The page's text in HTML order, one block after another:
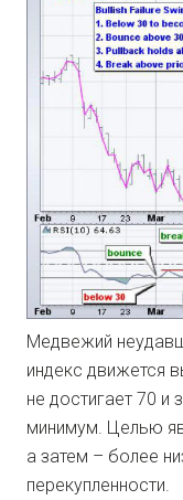
Медвежий
индекс движется
не достигает 70 и
минимум. Целью
а затем – более
перекупленности.